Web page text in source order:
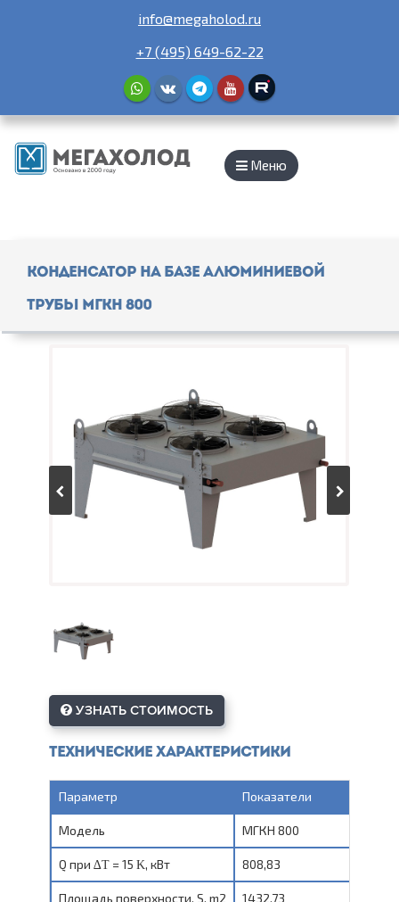
info@megaholod.ru
+7 (495) 649-62-22
Меню
Конденсатор на базе алюминиевой
трубы МГКH 800
УЗНАТЬ СТОИМОСТЬ
Технические характеристики
Параметр Показатели
Модель МГКH 800
Q при ∆Τ = 15 Κ, кВт 808,83
Площадь поверхности, S, m2 1432,73